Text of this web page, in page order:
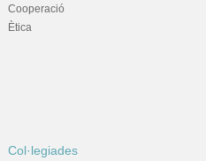
Cooperació
Ètica
Col·legiades